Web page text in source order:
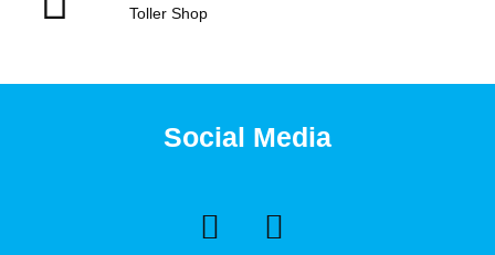
Toller Shop
Social Media